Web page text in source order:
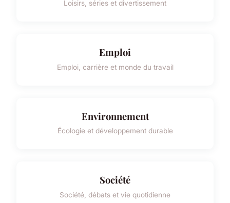
Loisirs, séries et divertissement
Emploi
Emploi, carrière et monde du travail
Environnement
Écologie et développement durable
Société
Société, débats et vie quotidienne